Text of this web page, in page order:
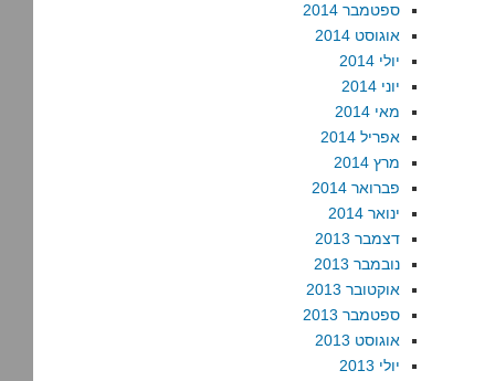
ספטמבר 2014
אוגוסט 2014
יולי 2014
יוני 2014
מאי 2014
אפריל 2014
מרץ 2014
פברואר 2014
ינואר 2014
דצמבר 2013
נובמבר 2013
אוקטובר 2013
ספטמבר 2013
אוגוסט 2013
יולי 2013